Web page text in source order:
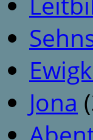
Jona